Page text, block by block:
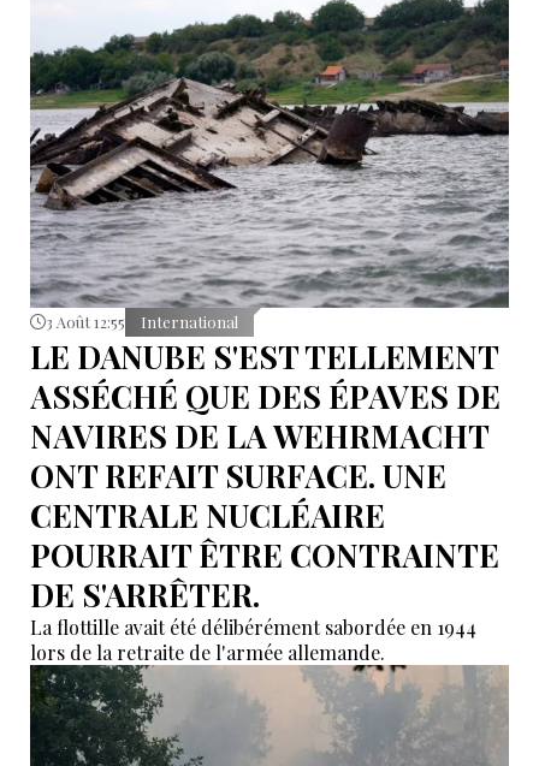
3 Août 12:55 International
LE DANUBE S'EST TELLEMENT
ASSÉCHÉ QUE DES ÉPAVES DE
NAVIRES DE LA WEHRMACHT
ONT REFAIT SURFACE. UNE
CENTRALE NUCLÉAIRE
POURRAIT ÊTRE CONTRAINTE
DE S'ARRÊTER.
La flottille avait été délibérément sabordée en 1944
lors de la retraite de l'armée allemande.